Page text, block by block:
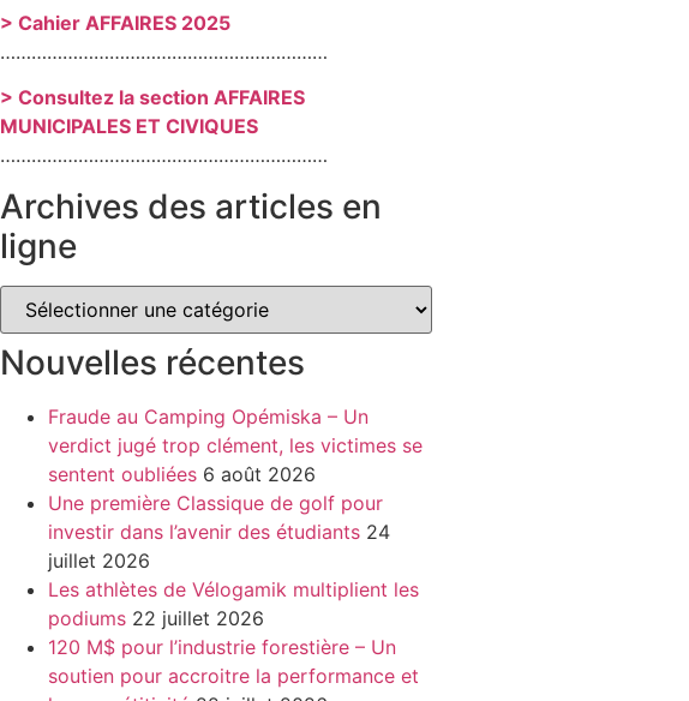
> Cahier AFFAIRES 2025
………………………………………………………
> Consultez la section AFFAIRES
MUNICIPALES ET CIVIQUES
………………………………………………………
Archives des articles en
ligne
Nouvelles récentes
Fraude au Camping Opémiska – Un
verdict jugé trop clément, les victimes se
sentent oubliées 6 août 2026
Une première Classique de golf pour
investir dans l’avenir des étudiants 24
juillet 2026
Les athlètes de Vélogamik multiplient les
podiums 22 juillet 2026
120 M$ pour l’industrie forestière – Un
soutien pour accroitre la performance et